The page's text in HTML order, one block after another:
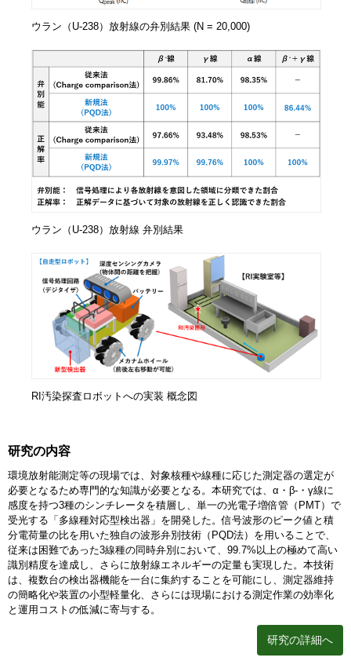
ウラン（U-238）放射線の弁別結果 (N = 20,000)
ウラン（U-238）放射線 弁別結果
RI汚染探査ロボットへの実装 概念図
研究の内容
環境放射能測定等の現場では、対象核種や線種に応じた測定器の選定が
必要となるため専門的な知識が必要となる。本研究では、α・β-・γ線に
感度を持つ3種のシンチレータを積層し、単一の光電子増倍管（PMT）で
受光する「多線種対応型検出器」を開発した。信号波形のピーク値と積
分電荷量の比を用いた独自の波形弁別技術（PQD法）を用いることで、
従来は困難であった3線種の同時弁別において、99.7%以上の極めて高い
識別精度を達成し、さらに放射線エネルギーの定量も実現した。本技術
は、複数台の検出器機能を一台に集約することを可能にし、測定器維持
の簡略化や装置の小型軽量化、さらには現場における測定作業の効率化
と運用コストの低減に寄与する。
研究の詳細へ